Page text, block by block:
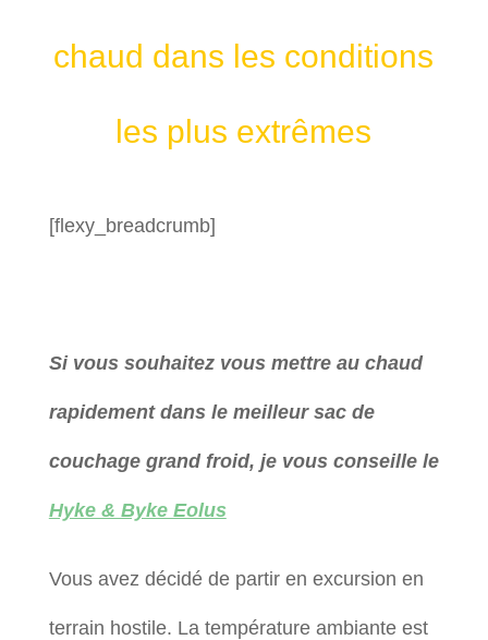
chaud dans les conditions
les plus extrêmes
[flexy_breadcrumb]
Si vous souhaitez vous mettre au chaud
rapidement dans le meilleur sac de
couchage grand froid, je vous conseille le
Hyke & Byke Eolus
Vous avez décidé de partir en excursion en
terrain hostile. La température ambiante est